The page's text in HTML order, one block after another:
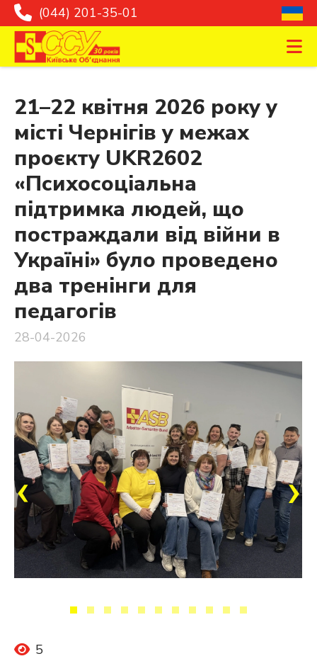
(044) 201-35-01
21–22 квітня 2026 року у
місті Чернігів у межах
проєкту UKR2602
«Психосоціальна
підтримка людей, що
постраждали від війни в
Україні» було проведено
два тренінги для
педагогів
28-04-2026
5